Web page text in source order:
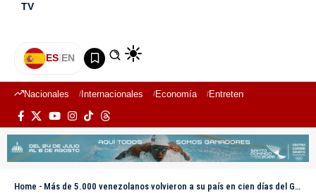
TV
ES|EN
Nacionales Internacionales Economía Entretenimiento
Home - Más de 5.000 venezolanos volvieron a su país en cien días del Gobierno de Delcy Rodríguez